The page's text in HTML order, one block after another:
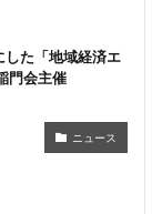
した「地域経済エ
門会主催
ニュース